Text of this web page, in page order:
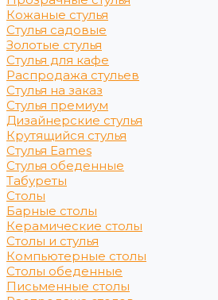
Кожаные стулья
Стулья садовые
Золотые стулья
Стулья для кафе
Распродажа стульев
Стулья на заказ
Стулья премиум
Дизайнерские стулья
Крутящийся стулья
Стулья Eames
Стулья обеденные
Табуреты
Столы
Барные столы
Керамические столы
Столы и стулья
Компьютерные столы
Столы обеденные
Письменные столы